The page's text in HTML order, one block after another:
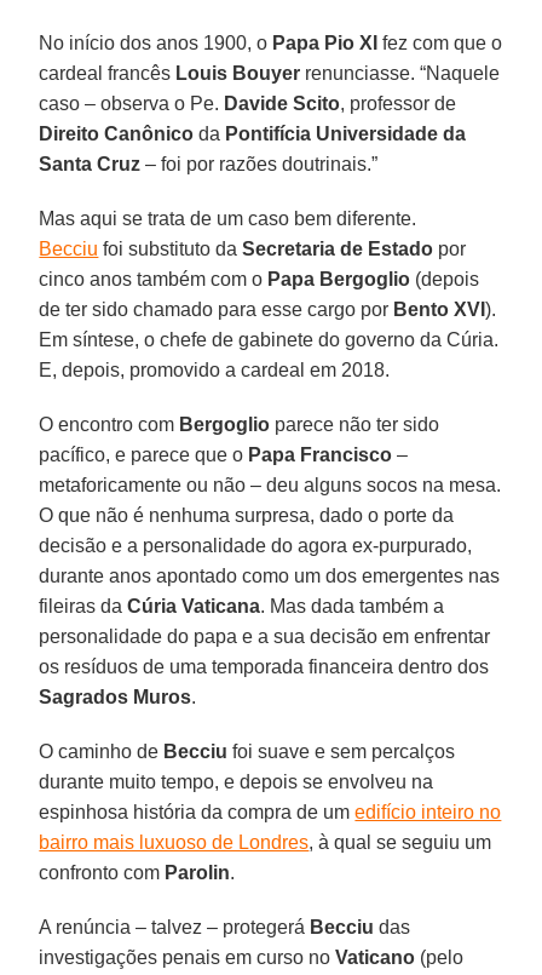
No início dos anos 1900, o Papa Pio XI fez com que o
cardeal francês Louis Bouyer renunciasse. “Naquele
caso – observa o Pe. Davide Scito, professor de
Direito Canônico da Pontifícia Universidade da
Santa Cruz – foi por razões doutrinais.”
Mas aqui se trata de um caso bem diferente.
Becciu foi substituto daSecretaria de Estado por
cinco anos também com o Papa Bergoglio (depois
de ter sido chamado para esse cargo por Bento XVI).
Em síntese, o chefe de gabinete do governo da Cúria.
E, depois, promovido a cardeal em 2018.
O encontro com Bergoglio parece não ter sido
pacífico, e parece que o Papa Francisco –
metaforicamente ou não – deu alguns socos na mesa.
O que não é nenhuma surpresa, dado o porte da
decisão e a personalidade do agora ex-purpurado,
durante anos apontado como um dos emergentes nas
fileiras daCúria Vaticana. Mas dada também a
personalidade do papa e a sua decisão em enfrentar
os resíduos de uma temporada financeira dentro dos
Sagrados Muros.
O caminho de Becciu foi suave e sem percalços
durante muito tempo, e depois se envolveu na
espinhosa história da compra de umedifício inteiro no
bairro mais luxuoso de Londres, à qual se seguiu um
confronto com Parolin.
A renúncia – talvez – protegerá Becciu das
investigações penais em curso noVaticano (pelo